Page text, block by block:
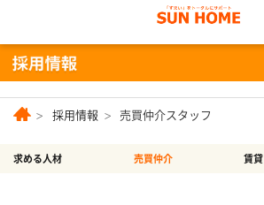
採用情報 売買仲介スタッフ
求める人材 売買仲介 賃貸